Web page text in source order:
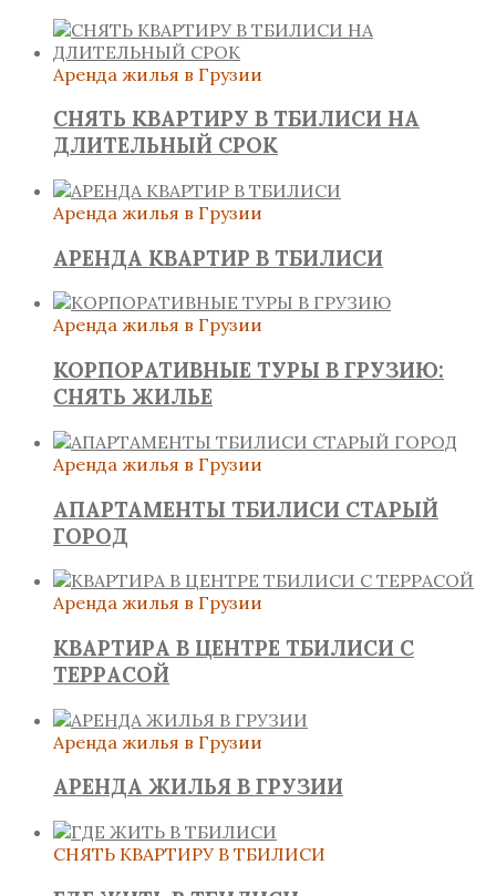
Аренда жилья в Грузии
СНЯТЬ КВАРТИРУ В ТБИЛИСИ НА
ДЛИТЕЛЬНЫЙ СРОК
Аренда жилья в Грузии
АРЕНДА КВАРТИР В ТБИЛИСИ
Аренда жилья в Грузии
КОРПОРАТИВНЫЕ ТУРЫ В ГРУЗИЮ:
СНЯТЬ ЖИЛЬЕ
Аренда жилья в Грузии
АПАРТАМЕНТЫ ТБИЛИСИ СТАРЫЙ
ГОРОД
Аренда жилья в Грузии
КВАРТИРА В ЦЕНТРЕ ТБИЛИСИ С
ТЕРРАСОЙ
Аренда жилья в Грузии
АРЕНДА ЖИЛЬЯ В ГРУЗИИ
СНЯТЬ КВАРТИРУ В ТБИЛИСИ